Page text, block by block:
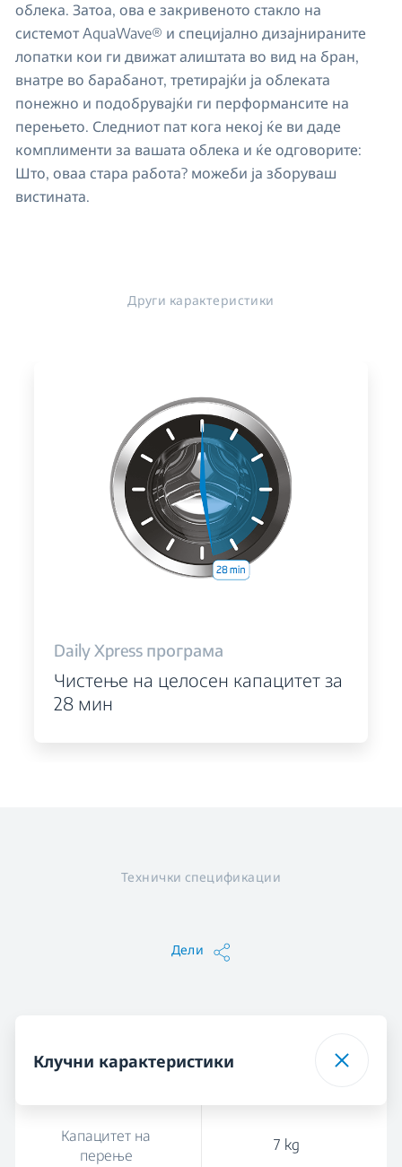
облека. Затоа, ова е закривеното стакло на
системот AquaWave® и специјално дизајнираните
лопатки кои ги движат алиштата во вид на бран,
внатре во барабанот, третирајќи ја облеката
понежно и подобрувајќи ги перформансите на
перењето. Следниот пат кога некој ќе ви даде
комплименти за вашата облека и ќе одговорите:
Што, оваа стара работа? можеби ја зборуваш
вистината.
Други карактеристики
Daily Xpress програма
Чистење на целосен капацитет за
28 мин
Технички спецификации
Дели
Клучни карактеристики
Капацитет на
перење
7 kg